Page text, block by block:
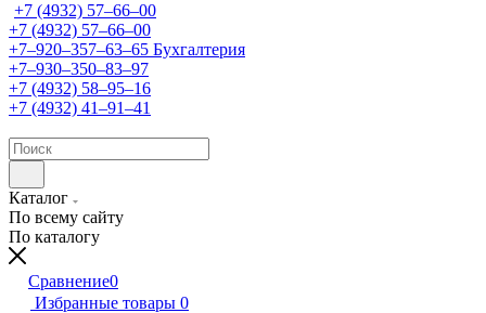
+7 (4932) 57‒66‒00
+7 (4932) 57‒66‒00
+7‒920‒357‒63‒65 Бухгалтерия
+7‒930‒350‒83‒97
+7 (4932) 58‒95‒16
+7 (4932) 41‒91‒41
Каталог
По всему сайту
По каталогу
Сравнение0
Избранные товары 0